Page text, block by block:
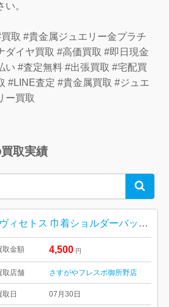
い。
取 #貴金属ジュエリー金プラチ
ダイヤ買取 #高価買取 #即日現金
い #査定無料 #出張買取 #宅配買
#LINE査定 #貴金属買取 #ジュエ
ー買取
取実績
Search
【ヴィセトス 巾着ショルダーバッグ】MCM 【Bランク】
取金額 4,500 円
取店舗 さすがやフレスポ御所野店
取日 07月30日